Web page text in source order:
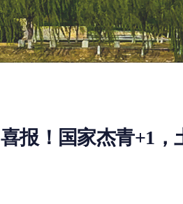
喜报！国家杰青+1，